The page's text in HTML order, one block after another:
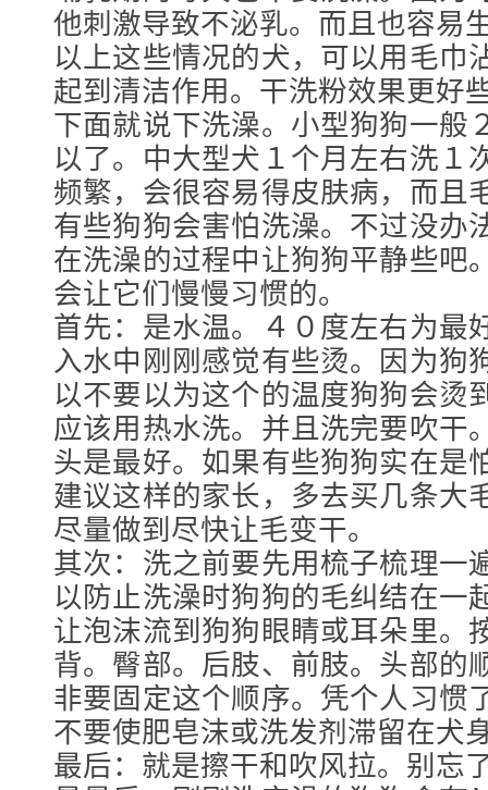
他刺激导致不泌乳。而且也容易
以上这些情况的犬，可以用毛巾
起到清洁作用。干洗粉效果更好
下面就说下洗澡。小型狗狗一般
以了。中大型犬１个月左右洗１
频繁，会很容易得皮肤病，而且
有些狗狗会害怕洗澡。不过没办
在洗澡的过程中让狗狗平静些吧
会让它们慢慢习惯的。
首先：是水温。４０度左右为最
入水中刚刚感觉有些烫。因为狗
以不要以为这个的温度狗狗会烫
应该用热水洗。并且洗完要吹干
头是最好。如果有些狗狗实在是
建议这样的家长，多去买几条大
尽量做到尽快让毛变干。
其次：洗之前要先用梳子梳理一
以防止洗澡时狗狗的毛纠结在一
让泡沫流到狗狗眼睛或耳朵里。
背。臀部。后肢、前肢。头部的
非要固定这个顺序。凭个人习惯
不要使肥皂沫或洗发剂滞留在犬
最后：就是擦干和吹风拉。别忘